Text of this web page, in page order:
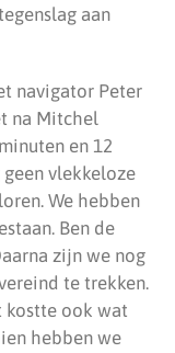
aan
navigator Peter
na Mitchel
en 12
vlekkeloze
We hebben
Ben de
zijn we nog
te trekken.
kostte ook wat
hebben we